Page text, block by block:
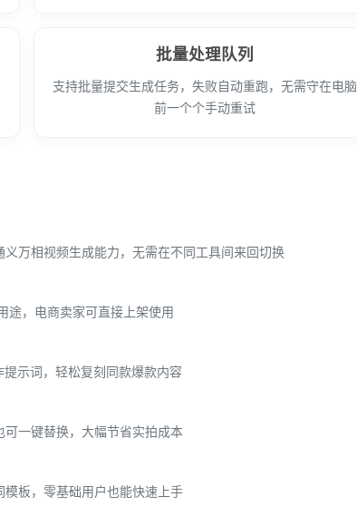
批量处理队列
支持批量提交生成任务，失败自动重跑，无需守在电脑
前一个个手动重试
万相视频生成能力，无需在不同工具间来回切换
途，电商卖家可直接上架使用
示词，轻松复刻同款爆款内容
可一键替换，大幅节省实拍成本
板，零基础用户也能快速上手